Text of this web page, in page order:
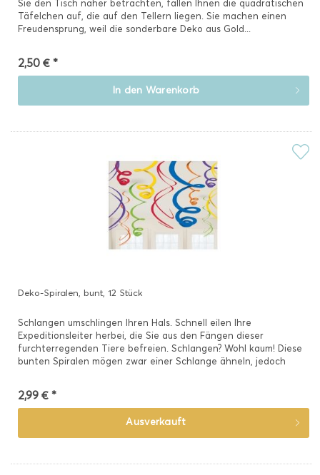
Sie den Tisch näher betrachten, fallen Ihnen die quadratischen
Täfelchen auf, die auf den Tellern liegen. Sie machen einen
Freudensprung, weil die sonderbare Deko aus Gold...
2,50 € *
In den Warenkorb
Deko-Spiralen, bunt, 12 Stück
Schlangen umschlingen Ihren Hals. Schnell eilen Ihre
Expeditionsleiter herbei, die Sie aus den Fängen dieser
furchterregenden Tiere befreien. Schlangen? Wohl kaum! Diese
bunten Spiralen mögen zwar einer Schlange ähneln, jedoch
2,99 € *
Ausverkauft